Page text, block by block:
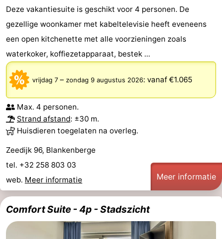
Kusttram
Reisboekenwinkel
Nieuws
Medische
adressen
Regio
Zeeuws-
Vlaanderen
-
Sluis
-
Cadzand
-
Natuur
Het
West-
Vlaanderen
-
Deze vakantiesuite is geschikt voor 4 personen. De
gezellige woonkamer met kabeltelevisie heeft eveneens
een open kitchenette met alle voorzieningen zoals
waterkoker, koffiezetapparaat, bestek ...
vrijdag 7 – zondag 9 augustus 2026: vanaf €1.065
Max. 4 personen.
Strand afstand: ±30 m.
Huisdieren toegelaten na overleg.
Zeedijk 96, Blankenberge
tel. +32 258 803 03
web. Meer informatie Meer informatie
Comfort Suite - 4p - Stadszicht